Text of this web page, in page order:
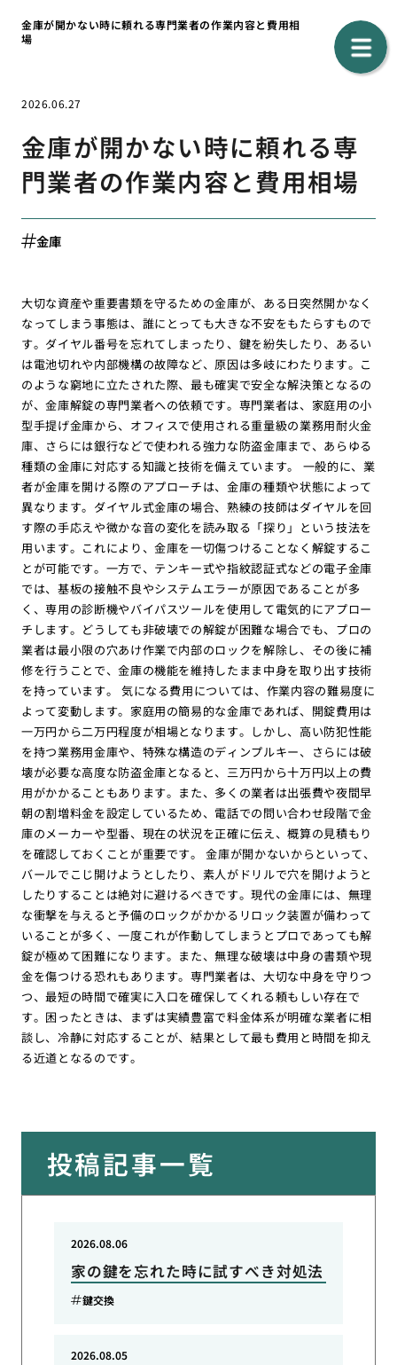
金庫が開かない時に頼れる専門業者の作業内容と費用相
場
2026.06.27
金庫が開かない時に頼れる専
門業者の作業内容と費用相場
金庫
大切な資産や重要書類を守るための金庫が、ある日突然開かなく
なってしまう事態は、誰にとっても大きな不安をもたらすもので
す。ダイヤル番号を忘れてしまったり、鍵を紛失したり、あるい
は電池切れや内部機構の故障など、原因は多岐にわたります。こ
のような窮地に立たされた際、最も確実で安全な解決策となるの
が、金庫解錠の専門業者への依頼です。専門業者は、家庭用の小
型手提げ金庫から、オフィスで使用される重量級の業務用耐火金
庫、さらには銀行などで使われる強力な防盗金庫まで、あらゆる
種類の金庫に対応する知識と技術を備えています。 一般的に、業
者が金庫を開ける際のアプローチは、金庫の種類や状態によって
異なります。ダイヤル式金庫の場合、熟練の技師はダイヤルを回
す際の手応えや微かな音の変化を読み取る「探り」という技法を
用います。これにより、金庫を一切傷つけることなく解錠するこ
とが可能です。一方で、テンキー式や指紋認証式などの電子金庫
では、基板の接触不良やシステムエラーが原因であることが多
く、専用の診断機やバイパスツールを使用して電気的にアプロー
チします。どうしても非破壊での解錠が困難な場合でも、プロの
業者は最小限の穴あけ作業で内部のロックを解除し、その後に補
修を行うことで、金庫の機能を維持したまま中身を取り出す技術
を持っています。 気になる費用については、作業内容の難易度に
よって変動します。家庭用の簡易的な金庫であれば、開錠費用は
一万円から二万円程度が相場となります。しかし、高い防犯性能
を持つ業務用金庫や、特殊な構造のディンプルキー、さらには破
壊が必要な高度な防盗金庫となると、三万円から十万円以上の費
用がかかることもあります。また、多くの業者は出張費や夜間早
朝の割増料金を設定しているため、電話での問い合わせ段階で金
庫のメーカーや型番、現在の状況を正確に伝え、概算の見積もり
を確認しておくことが重要です。 金庫が開かないからといって、
バールでこじ開けようとしたり、素人がドリルで穴を開けようと
したりすることは絶対に避けるべきです。現代の金庫には、無理
な衝撃を与えると予備のロックがかかるリロック装置が備わって
いることが多く、一度これが作動してしまうとプロであっても解
錠が極めて困難になります。また、無理な破壊は中身の書類や現
金を傷つける恐れもあります。専門業者は、大切な中身を守りつ
つ、最短の時間で確実に入口を確保してくれる頼もしい存在で
す。困ったときは、まずは実績豊富で料金体系が明確な業者に相
談し、冷静に対応することが、結果として最も費用と時間を抑え
る近道となるのです。
投稿記事一覧
家の鍵を忘れた時に試すべき対処法
2026.08.06
鍵交換
2026.08.05